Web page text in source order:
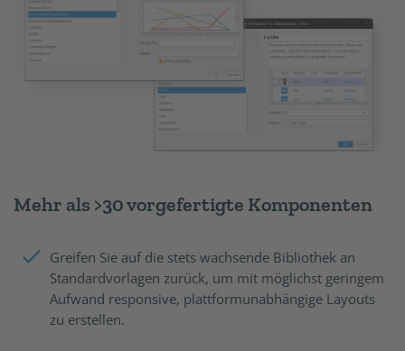
Mehr als >30 vorgefertigte Komponenten
Greifen Sie auf die stets wachsende Bibliothek an
Standardvorlagen zurück, um mit möglichst geringem
Aufwand responsive, plattformunabhängige Layouts
zu erstellen.